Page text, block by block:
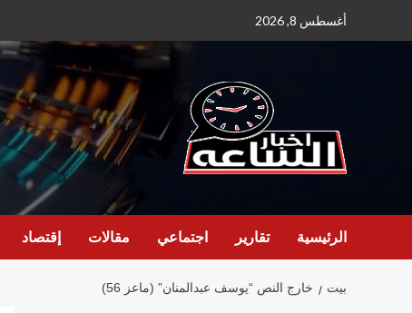
أغسطس 8, 2026
الرئيسية تقارير اجتماعي مقالات إقتصاد
بيت خارج النص “يوسف عبدالمنان” (ماعز 56)